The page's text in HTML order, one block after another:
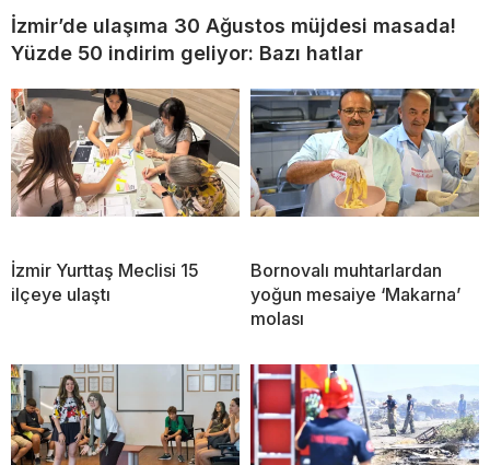
İzmir’de ulaşıma 30 Ağustos müjdesi masada!
Yüzde 50 indirim geliyor: Bazı hatlar
İzmir Yurttaş Meclisi 15
ilçeye ulaştı
Bornovalı muhtarlardan
yoğun mesaiye ‘Makarna’
molası